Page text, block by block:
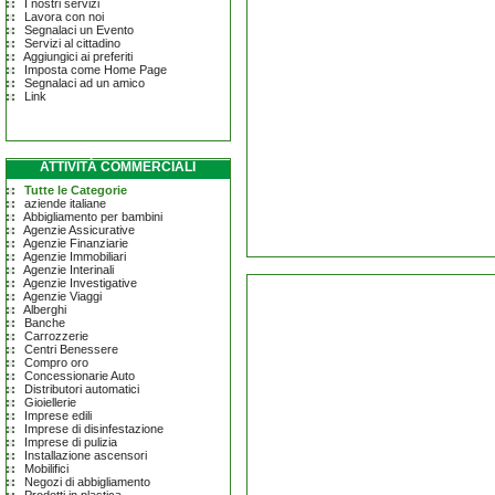
I nostri servizi
Lavora con noi
Segnalaci un Evento
Servizi al cittadino
Aggiungici ai preferiti
Imposta come Home Page
Segnalaci ad un amico
Link
ATTIVITÀ COMMERCIALI
Tutte le Categorie
aziende italiane
Abbigliamento per bambini
Agenzie Assicurative
Agenzie Finanziarie
Agenzie Immobiliari
Agenzie Interinali
Agenzie Investigative
Agenzie Viaggi
Alberghi
Banche
Carrozzerie
Centri Benessere
Compro oro
Concessionarie Auto
Distributori automatici
Gioiellerie
Imprese edili
Imprese di disinfestazione
Imprese di pulizia
Installazione ascensori
Mobilifici
Negozi di abbigliamento